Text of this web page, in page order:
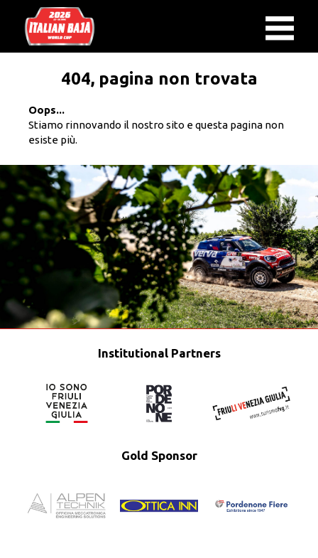
404, pagina non trovata
Oops...
Stiamo rinnovando il nostro sito e questa pagina non
esiste più.
Institutional Partners
Gold Sponsor